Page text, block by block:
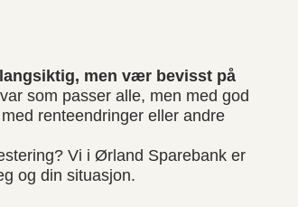
men vær bevisst på
som passer alle, men med god
renteendringer eller andre
Vi i Ørland Sparebank er
og din situasjon.